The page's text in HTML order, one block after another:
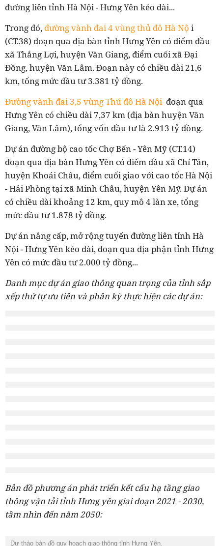
đường liên tỉnh Hà Nội - Hưng Yên kéo dài...
Trong đó, đường vành đai 4 vùng thủ đô Hà Nộ i
(CT.38) đoạn qua địa bàn tỉnh Hưng Yên có điểm đầu
xã Thắng Lợi, huyện Văn Giang, điểm cuối xã Đại
Đồng, huyện Văn Lâm. Đoạn này có chiều dài 21,6
km, tổng mức đầu tư 3.381 tỷ đồng.
Đường vành đai 3,5 vùng Thủ đô Hà Nội đoạn qua
Hưng Yên có chiều dài 7,37 km (địa bàn huyện Văn
Giang, Văn Lâm), tổng vốn đầu tư là 2.913 tỷ đồng.
Dự án đường bộ cao tốc Chợ Bến - Yên Mỹ (CT.14)
đoạn qua địa bàn Hưng Yên có điểm đầu xã Chí Tân,
huyện Khoái Châu, điểm cuối giao với cao tốc Hà Nội
- Hải Phòng tại xã Minh Châu, huyện Yên Mỹ. Dự án
có chiều dài khoảng 12 km, quy mô 4 làn xe, tổng
mức đầu tư 1.878 tỷ đồng.
Dự án nâng cấp, mở rộng tuyến đường liên tỉnh Hà
Nội - Hưng Yên kéo dài, đoạn qua địa phận tỉnh Hưng
Yên có mức đầu tư 2.000 tỷ đồng...
Danh mục dự án giao thông quan trọng của tỉnh sắp
xếp thứ tự ưu tiên và phân kỳ thực hiện các dự án:
Bản đồ phương án phát triển kết cấu hạ tầng giao
thông vận tải tỉnh Hưng yên giai đoạn 2021 - 2030,
tầm nhìn đến năm 2050:
Dự thảo bản đồ quy hoạch giao thông tỉnh Hưng Yên.